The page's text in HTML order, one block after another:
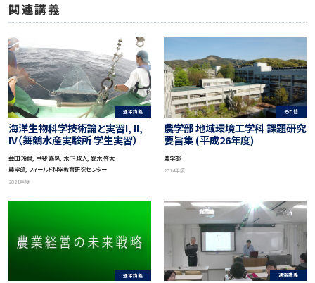
関連講義
通常講義
海洋生物科学技術論と実習I, II,
IV（舞鶴水産実験所 学生実習）
益田 玲爾, 甲斐 嘉晃, 木下 政人, 鈴木 啓太
農学部, フィールド科学教育研究センター
2021年度
その他
農学部 地域環境工学科 課題研究
要旨集 (平成26年度)
農学部
2014年度
通常講義 通常講義